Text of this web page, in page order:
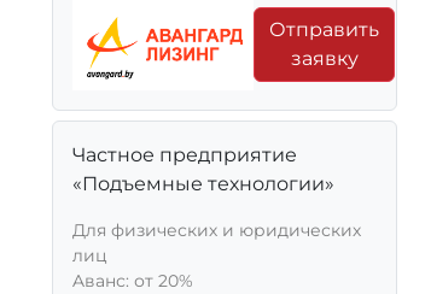
Отправить
заявку
Частное предприятие
«Подъемные технологии»
Для физических и юридических
лиц
Aванс: от 20%